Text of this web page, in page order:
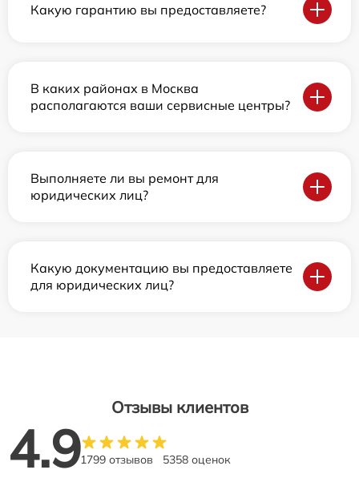
Какую гарантию вы предоставляете?
В каких районах в Москва
располагаются ваши сервисные центры?
Выполняете ли вы ремонт для
юридических лиц?
Какую документацию вы предоставляете
для юридических лиц?
Отзывы клиентов
4.91799 отзывов 5358 оценок